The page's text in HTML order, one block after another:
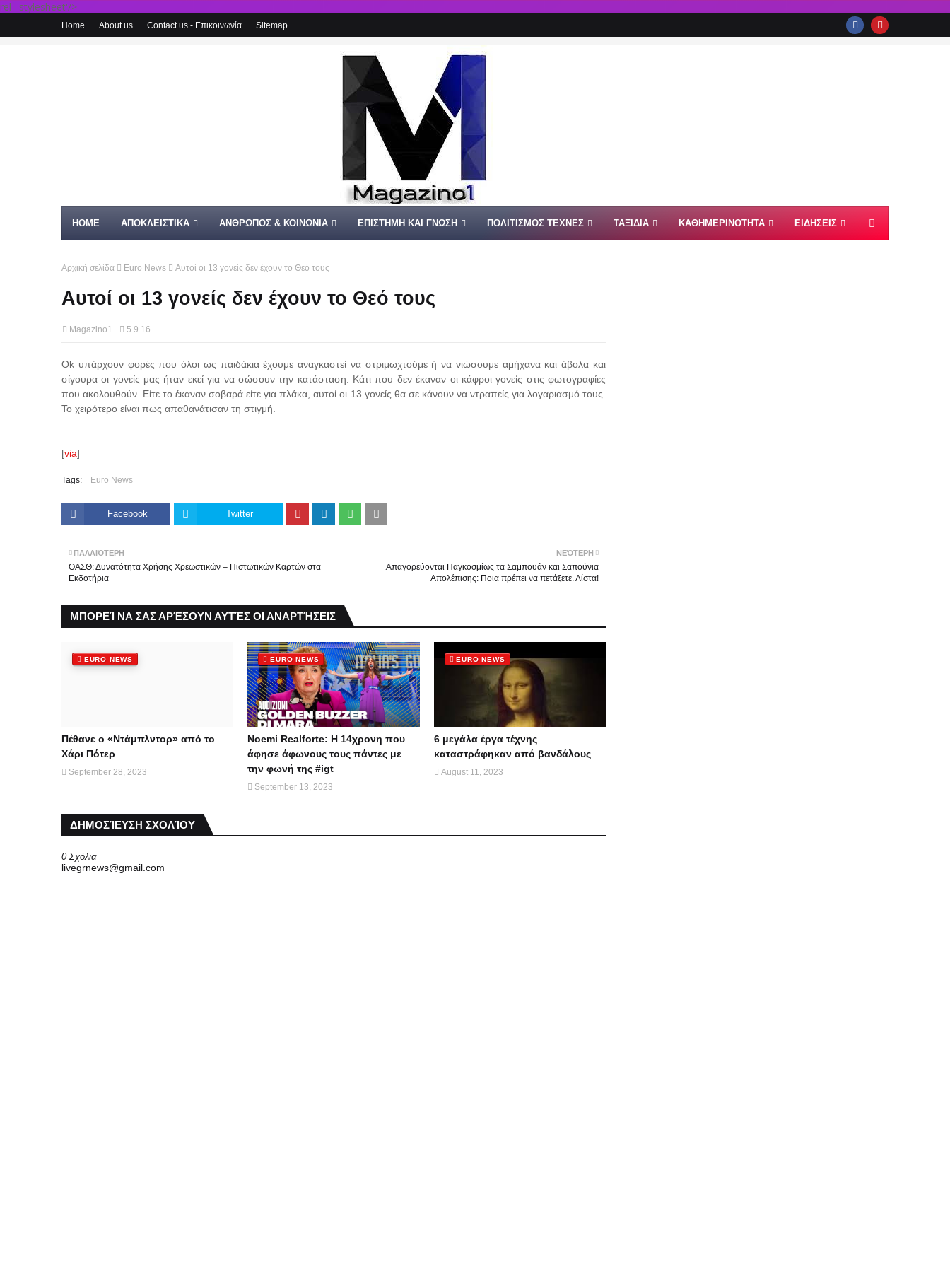
rel='stylesheet'/>
Home About us Contact us - Επικοινωνία Sitemap
HOME ΑΠΟΚΛΕΙΣΤΙΚΑ ΑΝΘΡΩΠΟΣ & ΚΟΙΝΩΝΙΑ ΕΠΙΣΤΗΜΗ ΚΑΙ ΓΝΩΣΗ ΠΟΛΙΤΙΣΜΟΣ ΤΕΧΝΕΣ ΤΑΞΙΔΙΑ ΚΑΘΗΜΕΡΙΝΟΤΗΤΑ ΕΙΔΗΣΕΙΣ
Αρχική σελίδα Euro News Αυτοί οι 13 γονείς δεν έχουν το Θεό τους
Αυτοί οι 13 γονείς δεν έχουν το Θεό τους
Magazino1 5.9.16
Ok υπάρχουν φορές που όλοι ως παιδάκια έχουμε αναγκαστεί να στριμωχτούμε ή να νιώσουμε αμήχανα και άβολα και
σίγουρα οι γονείς μας ήταν εκεί για να σώσουν την κατάσταση. Kάτι που δεν έκαναν οι κάφροι γονείς στις φωτογραφίες
που ακολουθούν. Είτε το έκαναν σοβαρά είτε για πλάκα, αυτοί οι 13 γονείς θα σε κάνουν να ντραπείς για λογαριασμό τους.
Το χειρότερο είναι πως απαθανάτισαν τη στιγμή.
[via]
Tags: Euro News
Facebook Twitter
ΝΕΌΤΕΡΗ
.Απαγορεύονται Παγκοσμίως τα Σαμπουάν και Σαπούνια
Απολέπισης: Ποια πρέπει να πετάξετε. Λίστα!
ΠΑΛΑΙΌΤΕΡΗ
ΟΑΣΘ: Δυνατότητα Χρήσης Χρεωστικών – Πιστωτικών Καρτών στα
Εκδοτήρια
ΜΠΟΡΕΊ ΝΑ ΣΑΣ ΑΡΈΣΟΥΝ ΑΥΤΈΣ ΟΙ ΑΝΑΡΤΉΣΕΙΣ
EURO NEWS
Πέθανε ο «Ντάμπλντορ» από το
Χάρι Πότερ
September 28, 2023
EURO NEWS
Noemi Realforte: Η 14χρονη που
άφησε άφωνους τους πάντες με
την φωνή της #igt
September 13, 2023
EURO NEWS
6 μεγάλα έργα τέχνης
καταστράφηκαν από βανδάλους
August 11, 2023
ΔΗΜΟΣΊΕΥΣΗ ΣΧΟΛΊΟΥ
0 Σχόλια
livegrnews@gmail.com